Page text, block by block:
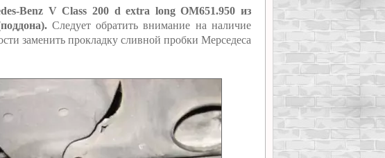
Benz V Class 200 d extra long OM651.950 из
Следует обратить внимание на наличие
заменить прокладку сливной пробки Мерседеса